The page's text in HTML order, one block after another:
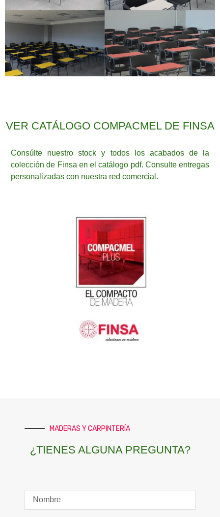
VER CATÁLOGO COMPACMEL DE FINSA
Consúlte nuestro stock y todos los acabados de la
colección de Finsa en el catálogo pdf. Consulte entregas
personalizadas con nuestra red comercial.
MADERAS Y CARPINTERÍA
¿TIENES ALGUNA PREGUNTA?